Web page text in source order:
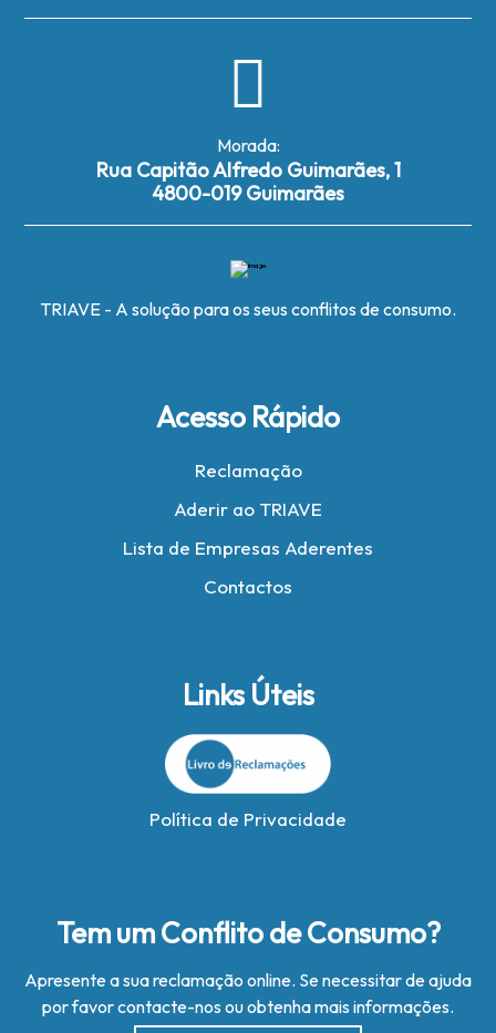
Morada:
Rua Capitão Alfredo Guimarães, 1
4800-019 Guimarães
TRIAVE - A solução para os seus conflitos de consumo.
Acesso Rápido
Reclamação
Aderir ao TRIAVE
Lista de Empresas Aderentes
Contactos
Links Úteis
Política de Privacidade
Tem um Conflito de Consumo?
Apresente a sua reclamação online. Se necessitar de ajuda
por favor contacte-nos ou obtenha mais informações.